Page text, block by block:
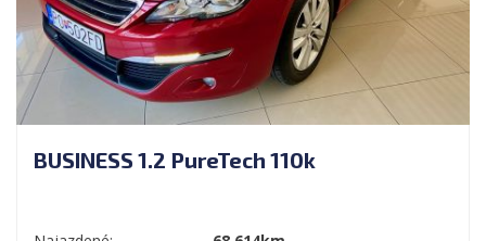
BUSINESS 1.2 PureTech 110k